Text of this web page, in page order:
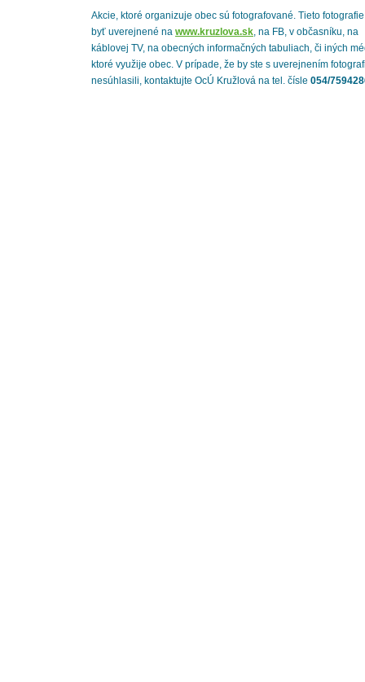
Akcie, ktoré organizuje obec sú fotografované. Tieto
byť uverejnené na www.kruzlova.sk, na FB, v občasníku, na
káblovej TV, na obecných informačných tabuliach, či iných
ktoré využije obec. V prípade, že by ste s uverejnením
nesúhlasili, kontaktujte OcÚ Kružlová na tel. čísle 054/